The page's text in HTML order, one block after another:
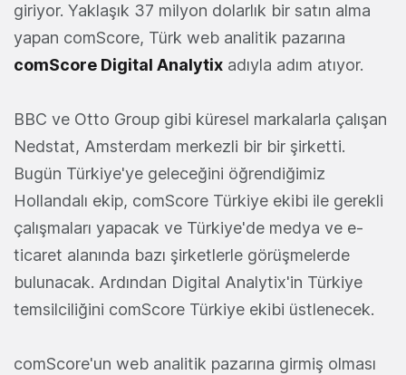
giriyor. Yaklaşık 37 milyon dolarlık bir satın alma
yapan comScore, Türk web analitik pazarına
comScore Digital Analytix adıyla adım atıyor.
BBC ve Otto Group gibi küresel markalarla çalışan
Nedstat, Amsterdam merkezli bir bir şirketti.
Bugün Türkiye'ye geleceğini öğrendiğimiz
Hollandalı ekip, comScore Türkiye ekibi ile gerekli
çalışmaları yapacak ve Türkiye'de medya ve e-
ticaret alanında bazı şirketlerle görüşmelerde
bulunacak. Ardından Digital Analytix'in Türkiye
temsilciliğini comScore Türkiye ekibi üstlenecek.
comScore'un web analitik pazarına girmiş olması